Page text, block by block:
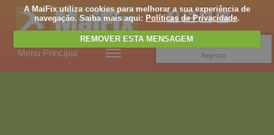
A MaiFix utiliza cookies para melhorar a sua experiência de
navegação. Saiba mais aqui: Políticas de Privacidade.
REMOVER ESTA MENSAGEM
Menu Principal
Registar